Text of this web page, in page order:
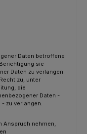
Daten betroffene
sie
Daten zu verlangen.
zu, unter
die
Daten -
zu verlangen.
Anspruch nehmen,